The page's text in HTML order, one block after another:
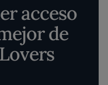
acceso
de